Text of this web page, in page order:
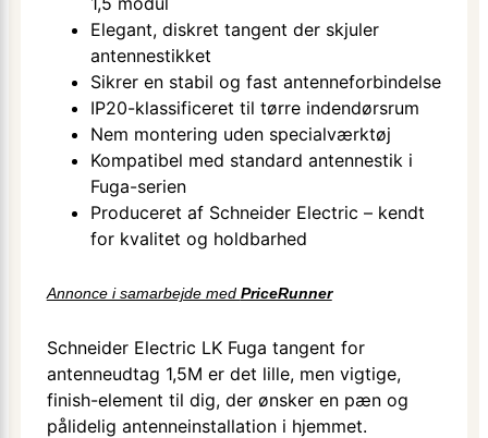
Elegant, diskret tangent der skjuler
antennestikket
Sikrer en stabil og fast antenneforbindelse
IP20-klassificeret til tørre indendørsrum
Nem montering uden specialværktøj
Kompatibel med standard antennestik i
Fuga-serien
Produceret af Schneider Electric – kendt
for kvalitet og holdbarhed
Annonce i samarbejde med PriceRunner
Schneider Electric LK Fuga tangent for
antenneudtag 1,5M er det lille, men vigtige,
finish-element til dig, der ønsker en pæn og
pålidelig antenneinstallation i hjemmet.